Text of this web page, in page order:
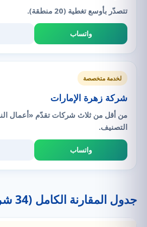
تتصدّر بأوسع تغطية (20 منطقة).
واتساب
لخدمة متخصصة
شركة زهرة الإمارات
من أقل من ثلاث شركات تقدّم «أعمال
التصنيف.
واتساب
جدول المقارنة الكامل (34 شركة)